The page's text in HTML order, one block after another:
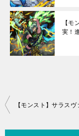
【モ
実！
投